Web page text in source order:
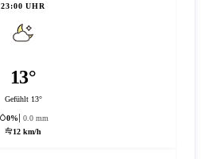
23:00 UHR
13°
Gefühlt 13°
0%
0.0 mm
12 km/h